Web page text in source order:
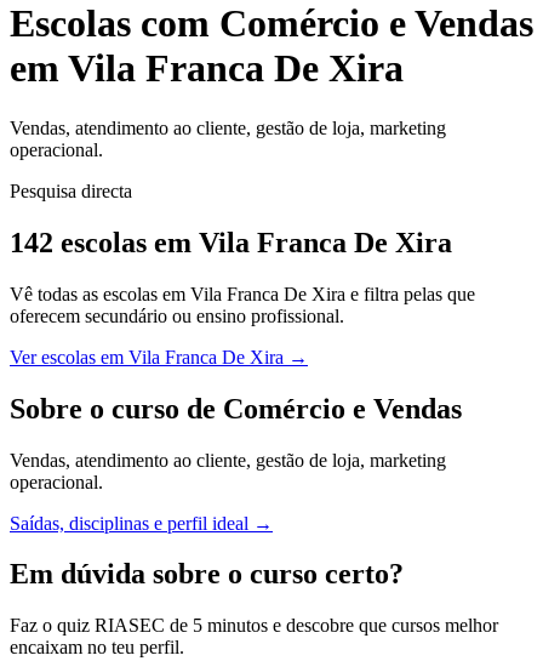
Escolas com Comércio e Vendas
em Vila Franca De Xira
Vendas, atendimento ao cliente, gestão de loja, marketing
operacional.
Pesquisa directa
142 escolas em Vila Franca De Xira
Vê todas as escolas em Vila Franca De Xira e filtra pelas que
oferecem secundário ou ensino profissional.
Ver escolas em Vila Franca De Xira →
Sobre o curso de Comércio e Vendas
Vendas, atendimento ao cliente, gestão de loja, marketing
operacional.
Saídas, disciplinas e perfil ideal →
Em dúvida sobre o curso certo?
Faz o quiz RIASEC de 5 minutos e descobre que cursos melhor
encaixam no teu perfil.